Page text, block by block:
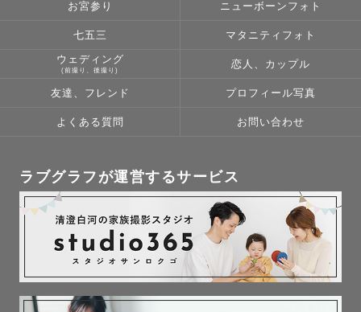
お宮参り ニューボーンフォト
七五三 マタニティフォト
ウェディング
(前撮り、後撮り)
恋人、カップル
友達、フレンド プロフィール写真
よくある質問 お問い合わせ
ラブグラフが運営するサービス